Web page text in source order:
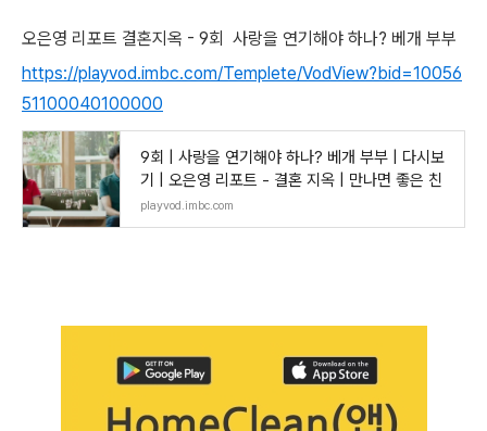
오은영 리포트 결혼지옥 - 9회 사랑을 연기해야 하나? 베개 부부
https://playvod.imbc.com/Templete/VodView?bid=10056
51100040100000
9회 | 사랑을 연기해야 하나? 베개 부부 | 다시보
기 | 오은영 리포트 - 결혼 지옥 | 만나면 좋은 친
playvod.imbc.com